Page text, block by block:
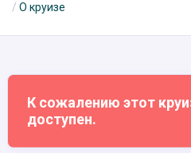
О круизе
К сожалению этот
доступен.